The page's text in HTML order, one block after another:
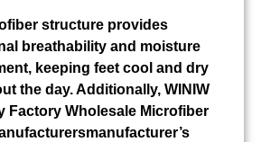
structure provides
breathability and moisture
keeping feet cool and dry
the day. Additionally, WINIW
Factory Wholesale Microfiber